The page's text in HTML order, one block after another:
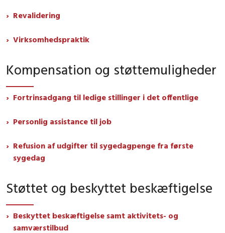
Revalidering
Virksomhedspraktik
Kompensation og støttemuligheder
Fortrinsadgang til ledige stillinger i det offentlige
Personlig assistance til job
Refusion af udgifter til sygedagpenge fra første
sygedag
Støttet og beskyttet beskæftigelse
Beskyttet beskæftigelse samt aktivitets- og
samværstilbud